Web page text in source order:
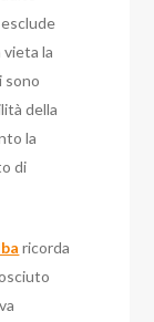
la
sono
della
la
di
ricorda